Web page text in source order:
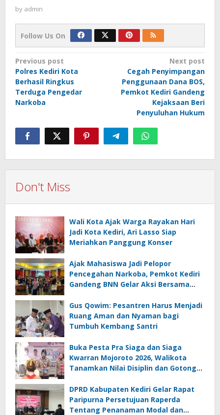
by admin
Follow Us On
Post
navigation
Previous post
Polres Kediri Kota
Berhasil Ringkus
Terduga Pengedar
Narkoba
Next post
Cegah Penyimpangan
Penggunaan Dana BOS,
Pemkot Kediri Gandeng
Kejaksaan Beri
Penyuluhan Hukum
Don't Miss
Wali Kota Ajak Warga Rayakan Hari
Jadi Kota Kediri, Ari Lasso Siap
Meriahkan Panggung Konser
Ajak Mahasiswa Jadi Pelopor
Pencegahan Narkoba, Pemkot Kediri
Gandeng BNN Gelar Aksi Bersama
Gus Qowim: Pesantren Harus Menjadi
Ruang Aman dan Nyaman bagi
Tumbuh Kembang Santri
Buka Pesta Pra Siaga dan Siaga
Kwarran Mojoroto 2026, Walikota
Tanamkan Nilai Disiplin dan Gotong
DPRD Kabupaten Kediri Gelar Rapat
Paripurna Persetujuan Raperda
Tentang Penanaman Modal dan